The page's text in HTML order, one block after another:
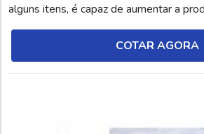
alguns itens, é capaz de aumentar a
e tornar o ambiente de trabalho mais
higienizado. No entanto, é fundamental
fluido de corte e suas respectivas ap...
COTAR AGORA